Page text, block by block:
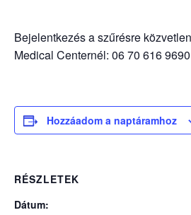
Bejelentkezés a szűrésre
Medical Centernél: 06 70 616 9690
Hozzáadom a naptáramhoz
RÉSZLETEK
Dátum: